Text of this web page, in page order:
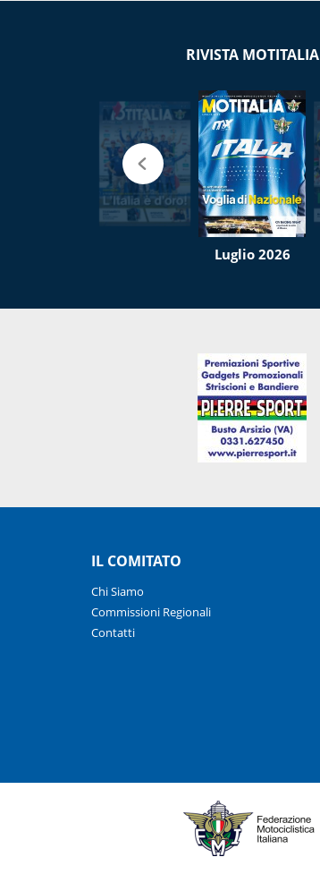
RIVISTA MOTITALIA
Luglio 2026
IL COMITATO
Chi Siamo
Commissioni Regionali
Contatti